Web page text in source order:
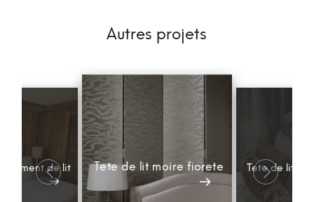
Autres projets
de lit Tete de lit moire fiorete Tete de lit